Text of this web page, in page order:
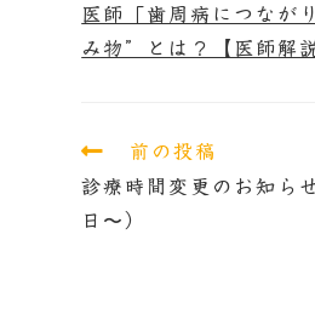
医師「歯周病につな
み物”とは？【医師解
前の投稿
診療時間変更のお知ら
日〜）